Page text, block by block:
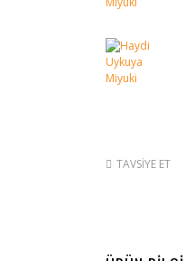
TAVSİYE ET